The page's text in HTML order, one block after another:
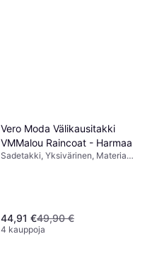
Vero Moda Välikausitakki
VMMalou Raincoat - Harmaa
Sadetakki, Yksivärinen, Materiaali:
44,91 €49,90 €
4 kauppoja